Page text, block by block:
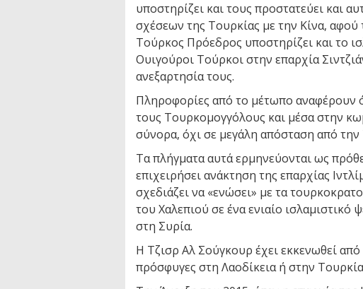
υποστηρίζει και τους προστατεύει και
σχέσεων της Τουρκίας με την Κίνα, αφού
Τούρκος Πρόεδρος υποστηρίζει και το
Ουιγούροι Τούρκοι στην επαρχία
ανεξαρτησία τους.
Πληροφορίες από το μέτωπο αναφέρουν
τους Τουρκομογγόλους και μέσα στην
σύνορα, όχι σε μεγάλη απόσταση από
Τα πλήγματα αυτά ερμηνεύονται ως
επιχειρήσει ανάκτηση της επαρχίας
σχεδιάζει να «ενώσει» με τα
του Χαλεπιού σε ένα ενιαίο
στη Συρία.
Η Τζισρ Αλ Σούγκουρ έχει εκκενωθεί
πρόσφυγες στη Λαοδίκεια ή στην